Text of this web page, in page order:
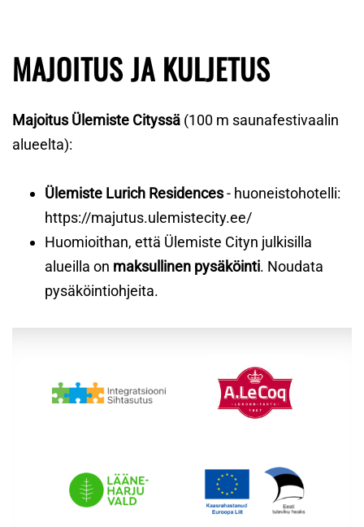
MAJOITUS JA KULJETUS
Majoitus Ülemiste Cityssä (100 m saunafestivaalin
alueelta):
Ülemiste Lurich Residences- huoneistohotelli:
https://majutus.ulemistecity.ee/
Huomioithan, että Ülemiste Cityn julkisilla
alueilla on maksullinen pysäköinti. Noudata
pysäköintiohjeita.